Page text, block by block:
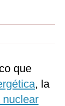
que
, la
nuclear